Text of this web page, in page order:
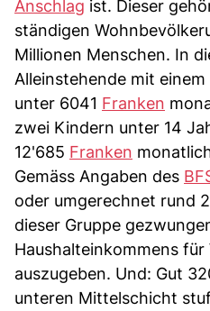
Anschlag ist. Dieser
ständigen
Millionen Menschen. In
Alleinstehende mit
unter 6041 Franken
zwei Kindern unter 14
12'685 Franken
Gemäss Angaben des
oder umgerechnet rund
dieser Gruppe
Haushalteinkommens
auszugeben. Und: Gut
unteren Mittelschicht